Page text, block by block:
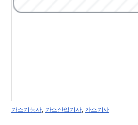
가스기능사, 가스산업기사, 가스기사